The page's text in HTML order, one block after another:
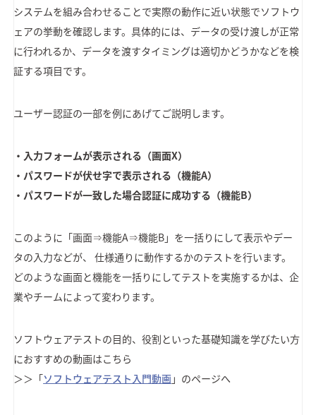
システムを組み合わせることで実際の動作に近い状態でソフトウ
ェアの挙動を確認します。具体的には、データの受け渡しが正常
に行われるか、データを渡すタイミングは適切かどうかなどを検
証する項目です。
ユーザー認証の一部を例にあげてご説明します。
・入力フォームが表示される（画面X）
・パスワードが伏せ字で表示される（機能A）
・パスワードが一致した場合認証に成功する（機能B）
このように「画面⇒機能A⇒機能B」を一括りにして表示やデー
タの入力などが、 仕様通りに動作するかのテストを行います。
どのような画面と機能を一括りにしてテストを実施するかは、企
業やチームによって変わります。
ソフトウェアテストの目的、役割といった基礎知識を学びたい方
におすすめの動画はこちら
＞＞「ソフトウェアテスト入門動画」のページへ